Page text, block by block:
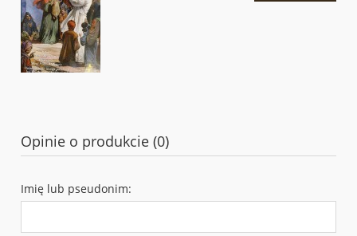
Opinie o produkcie (0)
Imię lub pseudonim: